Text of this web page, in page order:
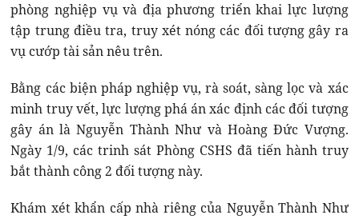
phòng nghiệp vụ và địa phương triển khai lực lượng
tập trung điều tra, truy xét nóng các đối tượng gây ra
vụ cướp tài sản nêu trên.
Bằng các biện pháp nghiệp vụ, rà soát, sàng lọc và xác
minh truy vết, lực lượng phá án xác định các đối tượng
gây án là Nguyễn Thành Như và Hoàng Đức Vượng.
Ngày 1/9, các trinh sát Phòng CSHS đã tiến hành truy
bắt thành công 2 đối tượng này.
Khám xét khẩn cấp nhà riêng của Nguyễn Thành Như